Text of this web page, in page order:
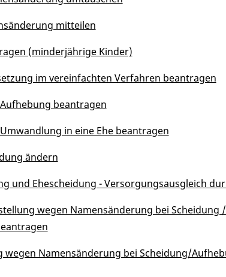
mitteilen
(minderjährige Kinder)
im vereinfachten Verfahren beantragen
beantragen
in eine Ehe beantragen
ändern
und Ehescheidung - Versorgungsausgleich
wegen Namensänderung bei Scheidung
wegen Namensänderung bei Scheidung/